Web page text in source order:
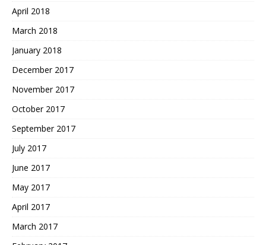
April 2018
March 2018
January 2018
December 2017
November 2017
October 2017
September 2017
July 2017
June 2017
May 2017
April 2017
March 2017